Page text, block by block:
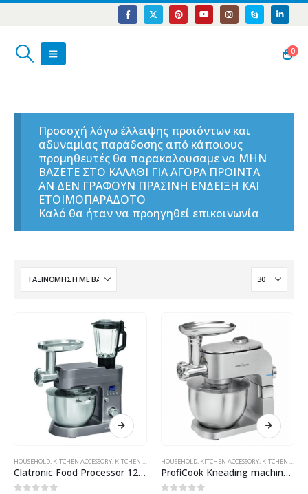
0
Προσοχή λόγω έλλειψης προϊόντων και
αδυναμίας παράδοσης από κάποιους
προμηθευτές θα παρακαλουσαμε να ΜΗΝ
ΒΑΖΕΤΕ ΣΤΟ ΚΑΛΑΘΙ ΓΙΑ ΑΓΟΡΑ ΠΡΟΙΝΤΑ
ΑΝ ΔΕΝ ΓΡΑΦΟΥΝ ΠΡΑΣΙΝΗ ΕΝΔΕΙΞΗ ΚΑΙ
ΕΤΟΙΜΟΠΑΡΑΔΟΤΟ
Καλό θα ήταν να προηγηθεί επικοινωνία
HOUSEHOLD KITCHEN ACCESSORY KITCHEN MACHINE ,ΠΡΟΪΌΝΤΑ ΠΛΗΡΟΦΟΡΙΚΉΣ - ΚΙΝΗΤΉΣ
Clatronic Food Processor 1200W KM 3674 Titan
HOUSEHOLD KITCHEN ACCESSORY KITCHEN MACHINE
ProfiCook Kneading machine PC-KM 1151